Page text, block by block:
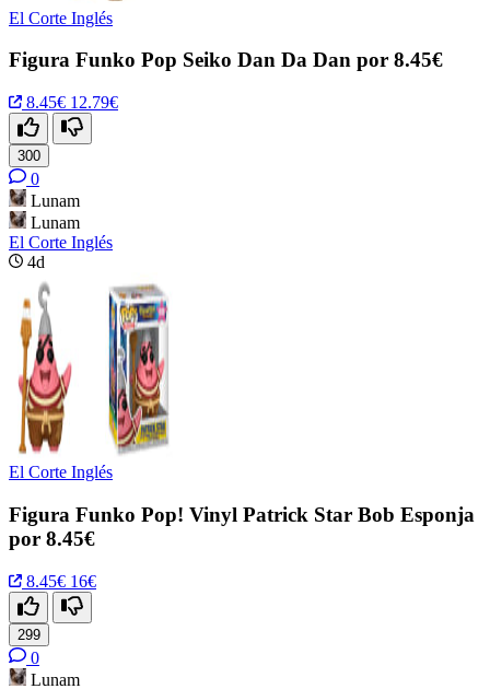
El Corte Inglés
Figura Funko Pop Seiko Dan Da Dan por 8.45€
8.45€ 12.79€
300
0
Lunam
Lunam
El Corte Inglés
4d
El Corte Inglés
Figura Funko Pop! Vinyl Patrick Star Bob Esponja
por 8.45€
8.45€ 16€
299
0
Lunam